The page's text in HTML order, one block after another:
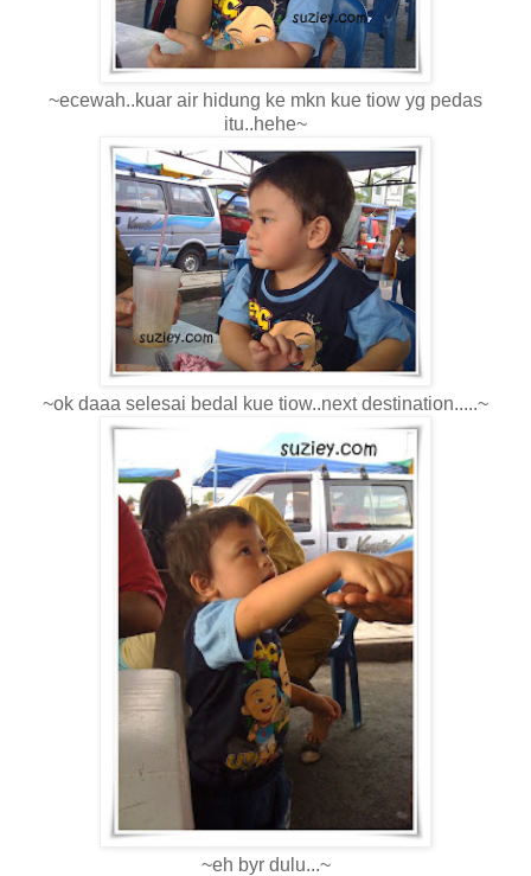
~ecewah..kuar air hidung ke mkn kue tiow yg pedas
itu..hehe~
~ok daaa selesai bedal kue tiow..next destination.....~
~eh byr dulu...~